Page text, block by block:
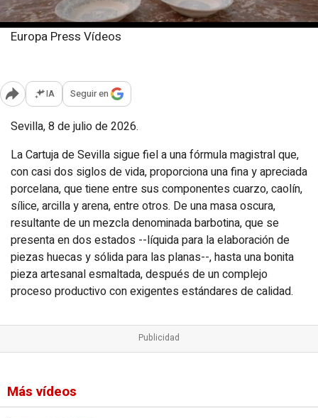
Europa Press Vídeos
Abrir opciones para compartir
IA Seguir en
Sevilla, 8 de julio de 2026.
La Cartuja de Sevilla sigue fiel a una fórmula magistral que,
con casi dos siglos de vida, proporciona una fina y apreciada
porcelana, que tiene entre sus componentes cuarzo, caolín,
sílice, arcilla y arena, entre otros. De una masa oscura,
resultante de un mezcla denominada barbotina, que se
presenta en dos estados --líquida para la elaboración de
piezas huecas y sólida para las planas--, hasta una bonita
pieza artesanal esmaltada, después de un complejo
proceso productivo con exigentes estándares de calidad.
Más vídeos